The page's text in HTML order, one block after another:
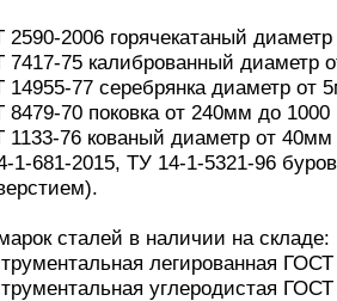
2590-2006 горячекатаный
7417-75 калиброванный диаметр
14955-77 серебрянка диаметр от
8479-70 поковка от 240мм до
1133-76 кованый диаметр от
1-681-2015, ТУ 14-1-5321-96
сталей в наличии на складе:
легированная
углеродистая